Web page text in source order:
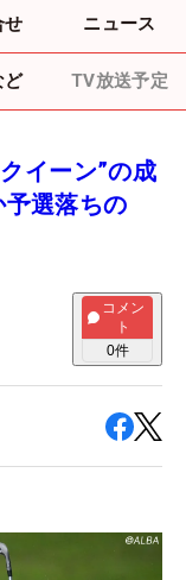
せ ニュース
ど TV放送予定
イーン”の成
選落ちの
コメン
ト
0件